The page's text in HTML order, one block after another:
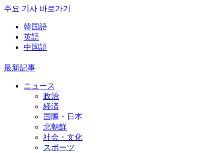
주요 기사 바로가기
韓国語
英語
中国語
最新記事
ニュース
政治
経済
国際・日本
北朝鮮
社会・文化
スポーツ